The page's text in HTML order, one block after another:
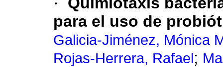
para el uso de
Galicia-Jiménez, Mónica
Rojas-Herrera, Rafael ;